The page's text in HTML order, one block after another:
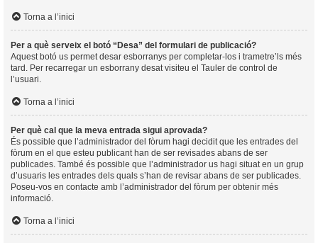
Torna a l’inici
Per a què serveix el botó “Desa” del formulari de publicació?
Aquest botó us permet desar esborranys per completar-los i trametre’ls més
tard. Per recarregar un esborrany desat visiteu el Tauler de control de
l’usuari.
Torna a l’inici
Per què cal que la meva entrada sigui aprovada?
És possible que l’administrador del fòrum hagi decidit que les entrades del
fòrum en el que esteu publicant han de ser revisades abans de ser
publicades. També és possible que l’administrador us hagi situat en un grup
d’usuaris les entrades dels quals s’han de revisar abans de ser publicades.
Poseu-vos en contacte amb l’administrador del fòrum per obtenir més
informació.
Torna a l’inici